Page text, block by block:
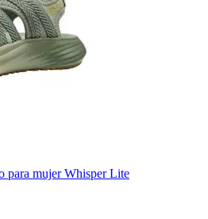
para mujer Whisper Lite